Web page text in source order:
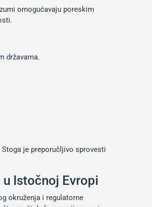
omogućavaju poreskim
državama.
je preporučljivo sprovesti
Istočnoj Evropi
okruženja i regulatorne